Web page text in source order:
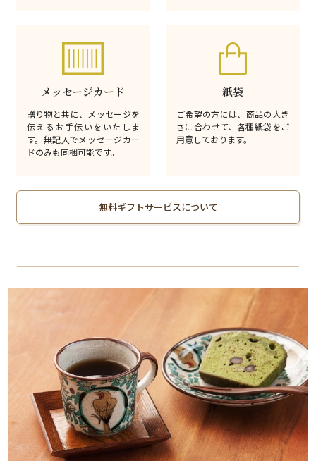
メッセージカード
贈り物と共に、メッセージを
伝えるお手伝いをいたしま
す。無記入でメッセージカー
ドのみも同梱可能です。
紙袋
ご希望の方には、商品の大き
さに合わせて、各種紙袋をご
用意しております。
無料ギフトサービスについて